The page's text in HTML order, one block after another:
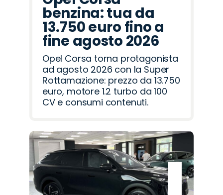
benzina: tua da
13.750 euro fino a
fine agosto 2026
Opel Corsa torna protagonista
ad agosto 2026 con la Super
Rottamazione: prezzo da 13.750
euro, motore 1.2 turbo da 100
CV e consumi contenuti.